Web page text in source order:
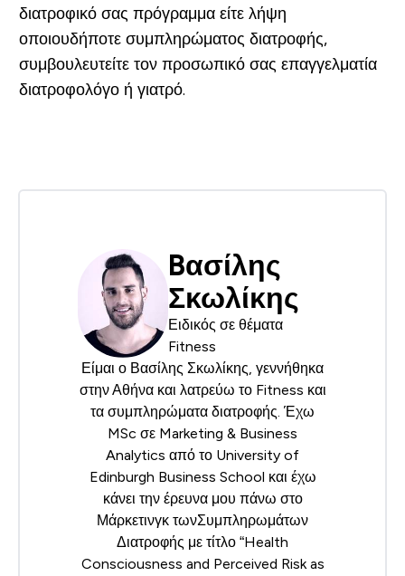
διατροφικό σας πρόγραμμα είτε λήψη
οποιουδήποτε συμπληρώματος διατροφής,
συμβουλευτείτε τον προσωπικό σας επαγγελματία
διατροφολόγο ή γιατρό.
Bασίλης
Σκωλίκης
Ειδικός σε θέματα
Fitness
Είμαι ο Βασίλης Σκωλίκης, γεννήθηκα
στην Αθήνα και λατρεύω το Fitness και
τα συμπληρώματα διατροφής. Έχω
MSc σε Marketing & Business
Analytics από το University of
Edinburgh Business School και έχω
κάνει την έρευνα μου πάνω στο
Μάρκετινγκ τωνΣυμπληρωμάτων
Διατροφής με τίτλο “Health
Consciousness and Perceived Risk as